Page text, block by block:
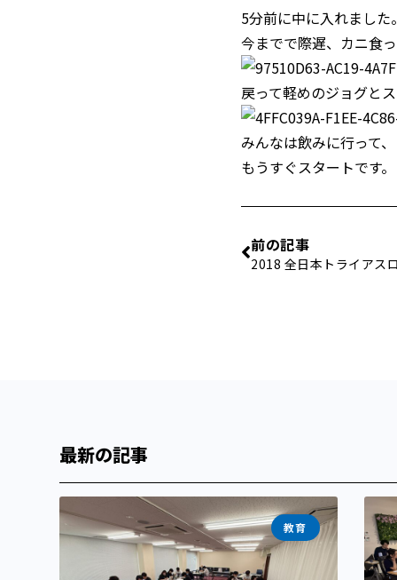
5分前に中に入れました
今までで際遅、カニ食
戻って軽めのジョグと
みんなは飲みに行って
もうすぐスタートです。
前の記事
2018 全日本トライアス
最新の記事
教育